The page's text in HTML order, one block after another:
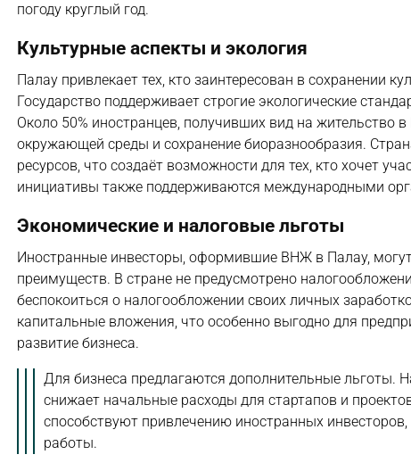
погоду круглый год.
Культурные аспекты и экология
Палау привлекает тех, кто заинтересован в сохранении
Государство поддерживает строгие экологические
Около 50% иностранцев, получивших вид на жительство
окружающей среды и сохранение биоразнообразия.
ресурсов, что создаёт возможности для тех, кто хочет
инициативы также поддерживаются международными
Экономические и налоговые льготы
Иностранные инвесторы, оформившие ВНЖ в Палау,
преимуществ. В стране не предусмотрено
беспокоиться о налогообложении своих личных
капитальные вложения, что особенно выгодно для
развитие бизнеса.
Для бизнеса предлагаются дополнительные льготы.
снижает начальные расходы для стартапов и
способствуют привлечению иностранных
работы.